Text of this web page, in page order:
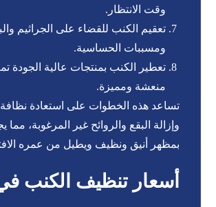
وقت الانتظار.
تعقيم الكنب للقضاء على الجراثيم
ومسببات الحساسية.
تعطير الكنب بمنتجات عالية الجودة
منعشة ومميزة.
تساعد هذه الخطوات على استعادة
وإزالة البقع والروائح غير المرغوبة، مما
بمظهر أنيق ونظيف ويطيل من عمره
أسعار تنظيف الكنب